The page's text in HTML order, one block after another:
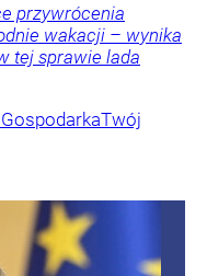
przywrócenia
wakacji – wynika
tej sprawie lada
GospodarkaTwój